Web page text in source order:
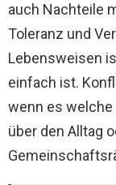
auch Nachteile
Toleranz und
Lebensweisen
einfach ist.
wenn es
über den Alltag